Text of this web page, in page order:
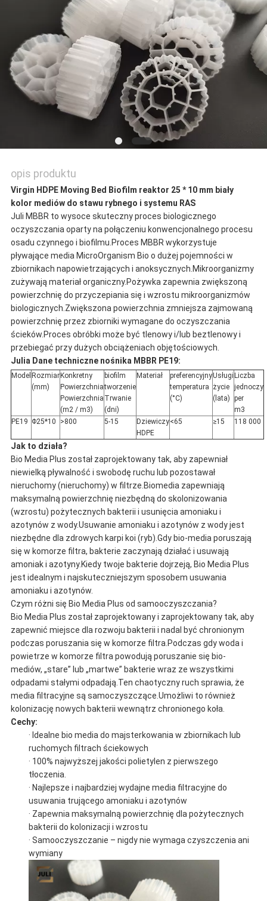
PRYWATNOŚCI
opis produktu
Virgin HDPE Moving Bed Biofilm reaktor 25 * 10 mm biały
kolor mediów do stawu rybnego i systemu RAS
Juli MBBR to wysoce skuteczny proces biologicznego
oczyszczania oparty na połączeniu konwencjonalnego procesu
osadu czynnego i biofilmu.Proces MBBR wykorzystuje
pływające media MicroOrganism Bio o dużej pojemności w
zbiornikach napowietrzających i anoksycznych.Mikroorganizmy
zużywają materiał organiczny.Pożywka zapewnia zwiększoną
powierzchnię do przyczepiania się i wzrostu mikroorganizmów
biologicznych.Zwiększona powierzchnia zmniejsza zajmowaną
powierzchnię przez zbiorniki wymagane do oczyszczania
ścieków.Proces obróbki może być tlenowy i/lub beztlenowy i
przebiegać przy dużych obciążeniach objętościowych.
JuliaDane techniczne nośnika MBBR PE19:
Model Rozmiar
(mm)
Konkretny
Powierzchnia
Powierzchnia
(m2 / m3)
biofilm
tworzenie
Trwanie
(dni)
Materiał
preferencyjny
temperatura
(°C)
Usługi
życie
(lata)
Liczba
jednoczy
per
m3
PE19 Φ25*10 >800 5-15
Dziewiczy
HDPE
<65 ≥15 118 000
Jak to działa?
Bio Media Plus został zaprojektowany tak, aby zapewniał
niewielką pływalność i swobodę ruchu lub pozostawał
nieruchomy (nieruchomy) w filtrze.Biomedia zapewniają
maksymalną powierzchnię niezbędną do skolonizowania
(wzrostu) pożytecznych bakterii i usunięcia amoniaku i
azotynów z wody.Usuwanie amoniaku i azotynów z wody jest
niezbędne dla zdrowych karpi koi (ryb).Gdy bio-media poruszają
się w komorze filtra, bakterie zaczynają działać i usuwają
amoniak i azotyny.Kiedy twoje bakterie dojrzeją, Bio Media Plus
jest idealnym i najskuteczniejszym sposobem usuwania
amoniaku i azotynów.
Czym różni się Bio Media Plus od samooczyszczania?
Bio Media Plus został zaprojektowany i zaprojektowany tak, aby
zapewnić miejsce dla rozwoju bakterii i nadal być chronionym
podczas poruszania się w komorze filtra.Podczas gdy woda i
powietrze w komorze filtra powodują poruszanie się bio-
mediów, „stare” lub „martwe” bakterie wraz ze wszystkimi
odpadami stałymi odpadają.Ten chaotyczny ruch sprawia, że ​​
media filtracyjne są samoczyszczące.Umożliwi to również
kolonizację nowych bakterii wewnątrz chronionego koła.
Cechy:
· Idealne bio media do majsterkowania w zbiornikach lub
ruchomych filtrach ściekowych
· 100% najwyższej jakości polietylen z pierwszego
tłoczenia.
· Najlepsze i najbardziej wydajne media filtracyjne do
usuwania trującego amoniaku i azotynów
· Zapewnia maksymalną powierzchnię dla pożytecznych
bakterii do kolonizacji i wzrostu
· Samooczyszczanie – nigdy nie wymaga czyszczenia ani
wymiany